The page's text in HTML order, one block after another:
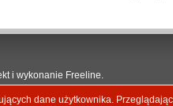
i wykonanie Freeline.
dane użytkownika.